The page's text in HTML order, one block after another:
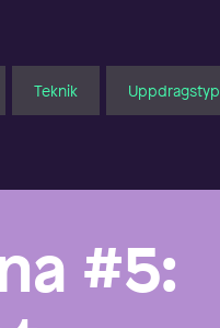
Teknik Uppdragstyp
#5: